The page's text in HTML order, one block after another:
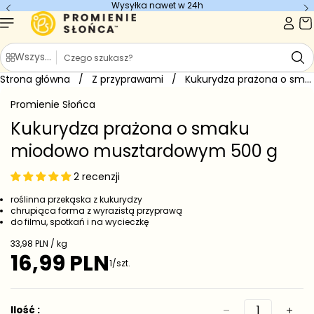
treści
Wysyłka nawet w 24h
Wszystkie kategorie
S
z
u
a
j
Strona główna / Z przyprawami / Kukurydza prażona o smaku miodowo...
Przejdź do
o
Promienie Słońca
Kukurydza prażona o smaku
miodowo musztardowym 500 g
2 recenzji
roślinna przekąska z kukurydzy
chrupiąca forma z wyrazistą przyprawą
do filmu, spotkań i na wycieczkę
C
e
j
d
33,98 PLN / kg
C
n
a
16,99 PLN1/szt.
Ilość :